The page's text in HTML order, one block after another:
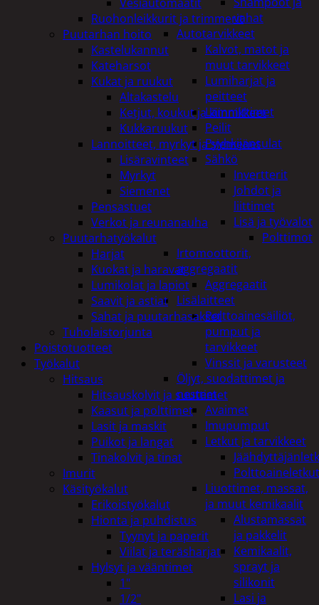
vahat
Autotarvikkeet
Kalvot, matot ja
muut tarvikkeet
Lumiharjat ja
peitteet
Lämmittimet
Peilit
Pyyhkijänsulat
Sähkö
Invertterit
Johdot ja
liittimet
Lisä ja työvalot
Polttimot
Irtomoottorit,
aggregaatit
Aggregaatit
Lisälaitteet
Polttoainesäiliöt,
pumput ja
tarvikkeet
Vinssit ja varusteet
Öljyt, suodattimet ja
nesteet
Avaimet
Imupumput
Letkut ja tarvikkeet
Polttoaineletkut
Liuottimet, massat,
ja muut kemikaalit
Alustamassat
ja pakkelit
Kemikaalit,
sprayt ja
silikonit
Lasi ja
Ruohonleikkurit ja trimmerit
Puutarhan hoito
Kastelukannut
Kateharsot
Kukat ja ruukut
Altakastelu
Ketjut, koukut ja kiinnikkeet
Kukkaruukut
Lannoitteet, myrkyt ja siemenet
Lisäravinteet
Myrkyt
Siemenet
Pensastuet
Verkot ja reunanauha
Puutarhatyökalut
Harjat
Kuokat ja haravat
Lumikolat ja lapiot
Saavit ja astiat
Sahat ja puutarhasakset
Tuholaistorjunta
Poistotuotteet
Työkalut
Hitsaus
Hitsauskolvit ja suuttimet
Kaasut ja polttimet
Lasit ja maskit
Puikot ja langat
Tinakolvit ja tinat
Imurit
Käsityökalut
Erikoistyökalut
Hionta ja puhdistus
Tyynyt ja paperit
Viilat ja teräsharjat
Hylsyt ja vääntimet
1"
1/2"